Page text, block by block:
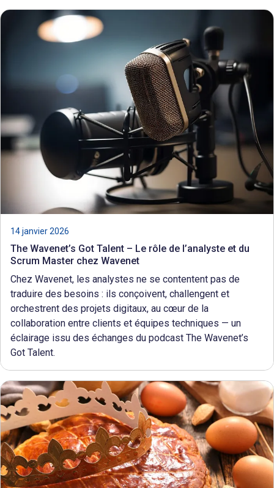
savoir
14 janvier 2026
The Wavenet’s Got Talent – Le rôle de l’analyste et du
Scrum Master chez Wavenet
Chez Wavenet, les analystes ne se contentent pas de
traduire des besoins : ils conçoivent, challengent et
orchestrent des projets digitaux, au cœur de la
collaboration entre clients et équipes techniques — un
éclairage issu des échanges du podcast The Wavenet’s
Got Talent.
savoir
plus